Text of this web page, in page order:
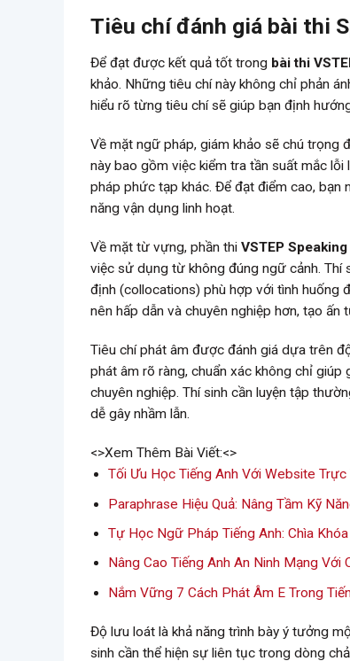
Tiêu chí đánh giá bài thi
Để đạt được kết quả tốt trong bài thi
khảo. Những tiêu chí này không chỉ phản
hiểu rõ từng tiêu chí sẽ giúp bạn định
Về mặt ngữ pháp, giám khảo sẽ chú trọng
này bao gồm việc kiểm tra tần suất mắc
pháp phức tạp khác. Để đạt điểm cao, bạn
năng vận dụng linh hoạt.
Về mặt từ vựng, phần thi VSTEP
việc sử dụng từ không đúng ngữ cảnh.
định (collocations) phù hợp với tình huống
nên hấp dẫn và chuyên nghiệp hơn, tạo ấn
Tiêu chí phát âm được đánh giá dựa trên
phát âm rõ ràng, chuẩn xác không chỉ
chuyên nghiệp. Thí sinh cần luyện tập
dễ gây nhầm lẫn.
<>Xem Thêm Bài Viết:<>
Tối Ưu Học Tiếng Anh Với Website Trực
Paraphrase Hiệu Quả: Nâng Tầm Kỹ
Tự Học Ngữ Pháp Tiếng Anh: Chìa
Nâng Cao Tiếng Anh An Ninh Mạng Với
Nắm Vững 7 Cách Phát Âm E Trong
Độ lưu loát là khả năng trình bày ý tưởng
sinh cần thể hiện sự liên tục trong dòng